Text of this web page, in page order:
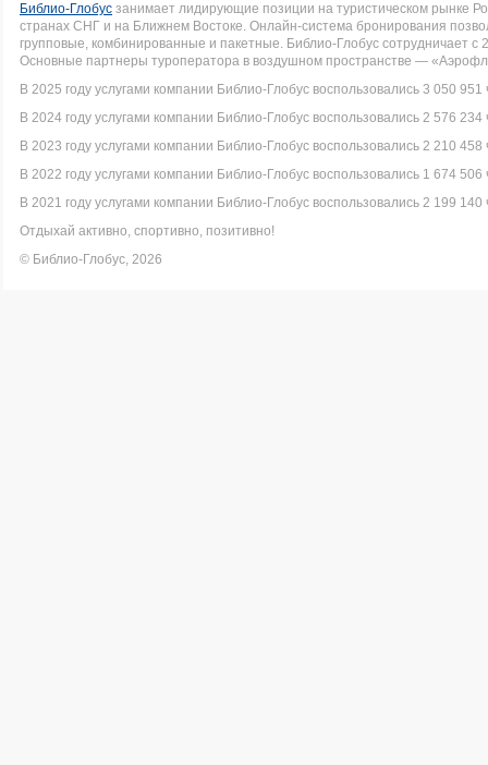
Библио-Глобус занимает лидирующие позиции на туристическом рынке
странах СНГ и на Ближнем Востоке. Онлайн-система бронирования
групповые, комбинированные и пакетные. Библио-Глобус сотрудничает
Основные партнеры туроператора в воздушном пространстве —
В 2025 году услугами компании Библио-Глобус воспользовались 3 050 951
В 2024 году услугами компании Библио-Глобус воспользовались 2 576 234
В 2023 году услугами компании Библио-Глобус воспользовались 2 210 458
В 2022 году услугами компании Библио-Глобус воспользовались 1 674 506
В 2021 году услугами компании Библио-Глобус воспользовались 2 199 140
Отдыхай активно, спортивно, позитивно!
© Библио-Глобус, 2026